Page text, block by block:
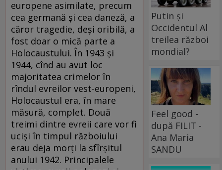
europene asimilate, precum
cea germană şi cea daneză, a
căror tragedie, deşi oribilă, a
fost doar o mică parte a
Holocaustului. În 1943 şi
1944, cînd au avut loc
majoritatea crimelor în
rîndul evreilor vest-europeni,
Holocaustul era, în mare
măsură, complet. Două
treimi dintre evreii care vor fi
ucişi în timpul războiului
erau deja morţi la sfîrşitul
anului 1942. Principalele
Putin și
Occidentul Al
treilea război
mondial?
Feel good -
după FILIT -
Ana Maria
SANDU